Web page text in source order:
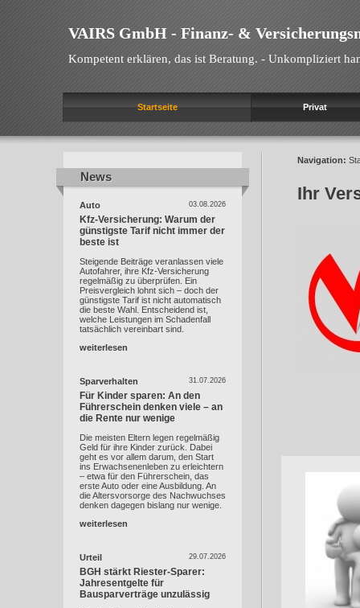
VAIRS GmbH - Finanz- &
Kompetent erklären, das ist Beratung. - Unkompliziert
Startseite Privat
News
News
03.08.2026
Auto
Kfz-Versicherung: Warum der
günstigste Tarif nicht immer der
beste ist
Steigende Beiträge veranlassen viele
Autofahrer, ihre Kfz-Versicherung
regelmäßig zu überprüfen. Ein
Preisvergleich lohnt sich – doch der
günstigste Tarif ist nicht automatisch
die beste Wahl. Entscheidend ist,
welche Leistungen im Schadenfall
tatsächlich vereinbart sind.
weiterlesen
31.07.2026
Sparverhalten
Für Kinder sparen: An den
Führerschein denken viele – an
die Rente nur wenige
Die meisten Eltern legen regelmäßig
Geld für ihre Kinder zurück. Dabei
geht es vor allem darum, den Start
ins Erwachsenenleben zu erleichtern
– etwa für den Führerschein, das
erste Auto oder eine Ausbildung. An
die Altersvorsorge des Nachwuchses
denken dagegen bislang nur wenige.
weiterlesen
29.07.2026
Urteil
BGH stärkt Riester-Sparer:
Jahresentgelte für
Bausparverträge unzulässig
Navigation:
Ihr